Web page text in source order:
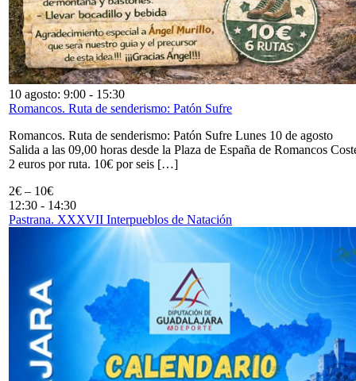
10 agosto: 9:00 - 15:30
Romancos. Ruta de senderismo: Patón Sufre
Romancos. Ruta de senderismo: Patón Sufre Lunes 10 de agosto
Salida a las 09,00 horas desde la Plaza de España de Romancos
2 euros por ruta. 10€ por seis […]
2€ – 10€
12:30 - 14:30
Pastrana. XXXVII Interpueblos de Natación